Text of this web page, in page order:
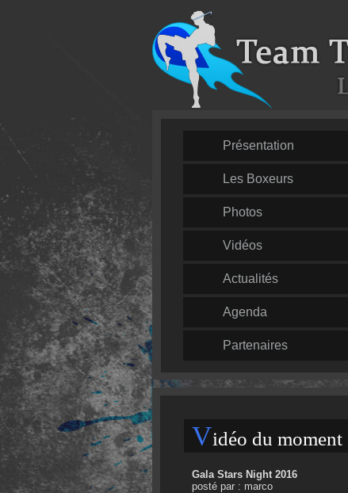
Présentation
Les Boxeurs
Photos
Vidéos
Actualités
Agenda
Partenaires
Vidéo du moment
Gala Stars Night 2016
posté par : marco